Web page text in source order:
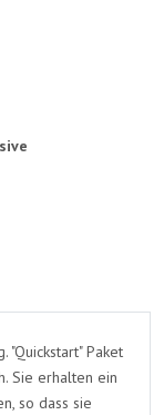
Paket
Sie erhalten ein
so dass sie